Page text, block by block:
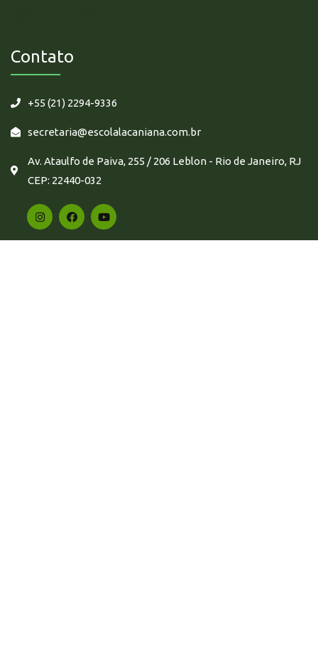
Contato
+55 (21) 2294-9336
secretaria@escolalacaniana.com.br
Av. Ataulfo de Paiva, 255 / 206 Leblon - Rio de Janeiro, RJ
CEP: 22440-032